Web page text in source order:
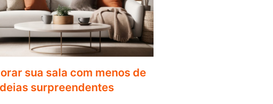
sua sala com menos de
surpreendentes